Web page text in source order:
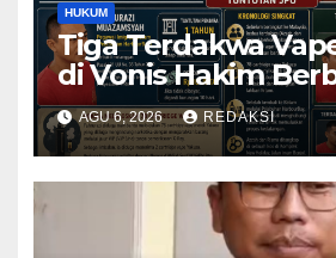
HUKUM
Tiga Terdakwa
di Vonis Hakim
Oknum Pegawai
Batam Paling
AGU 6, 2026 REDAKSI